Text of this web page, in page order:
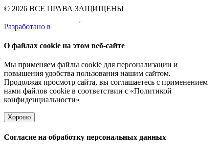
© 2026 ВСЕ ПРАВА ЗАЩИЩЕНЫ
Pазработано в
О файлах cookie на этом веб-сайте
Мы применяем файлы cookie для персонализации и
повышения удобства пользования нашим сайтом.
Продолжая просмотр сайта, вы соглашаетесь с применением
нами файлов cookie в соответствии с «Политикой
конфиденциальности»
Хорошо
Согласие на обработку персональных данных